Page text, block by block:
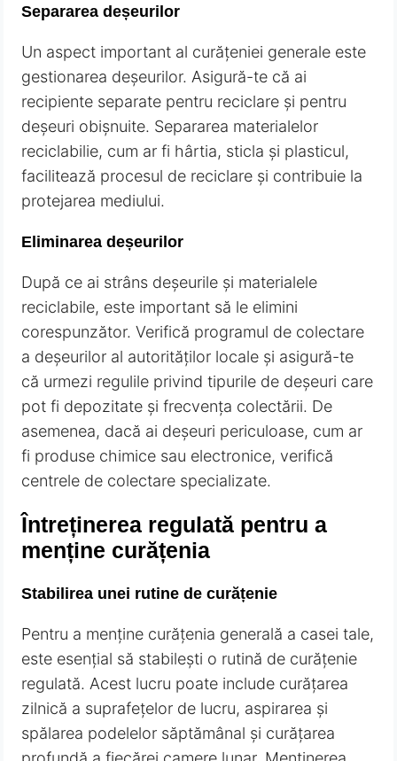
Separarea deșeurilor
Un aspect important al curățeniei generale este
gestionarea deșeurilor. Asigură-te că ai
recipiente separate pentru reciclare și pentru
deșeuri obișnuite. Separarea materialelor
reciclabilie, cum ar fi hârtia, sticla și plasticul,
facilitează procesul de reciclare și contribuie la
protejarea mediului.
Eliminarea deșeurilor
După ce ai strâns deșeurile și materialele
reciclabile, este important să le elimini
corespunzător. Verifică programul de colectare
a deșeurilor al autorităților locale și asigură-te
că urmezi regulile privind tipurile de deșeuri care
pot fi depozitate și frecvența colectării. De
asemenea, dacă ai deșeuri periculoase, cum ar
fi produse chimice sau electronice, verifică
centrele de colectare specializate.
Întreținerea regulată pentru a
menține curățenia
Stabilirea unei rutine de curățenie
Pentru a menține curățenia generală a casei tale,
este esențial să stabilești o rutină de curățenie
regulată. Acest lucru poate include curățarea
zilnică a suprafețelor de lucru, aspirarea și
spălarea podelelor săptămânal și curățarea